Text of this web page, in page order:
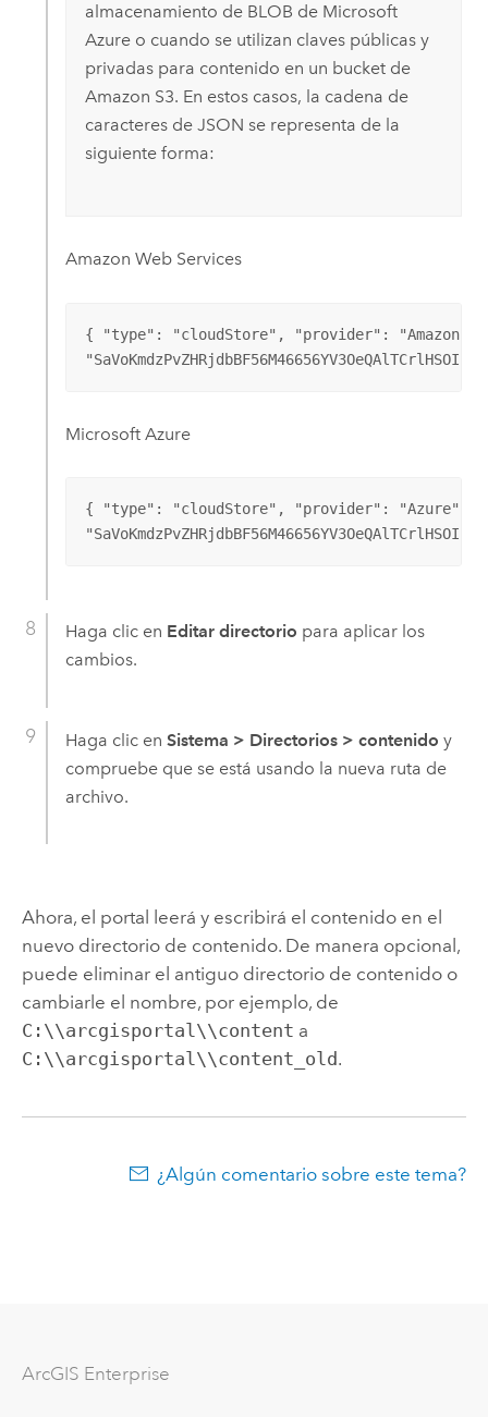
almacenamiento de BLOB de Microsoft
Azure o cuando se utilizan claves públicas y
privadas para contenido en un bucket de
Amazon S3. En estos casos, la cadena de
caracteres de JSON se representa de la
siguiente forma:
Amazon Web Services
{ "type": "cloudStore", "provider":
Microsoft Azure
{ "type": "cloudStore", "provider":
Haga clic en Editar directorio para aplicar los
cambios.
Haga clic en Sistema > Directorios > contenido y
compruebe que se está usando la nueva ruta de
archivo.
Ahora, el portal leerá y escribirá el contenido en el
nuevo directorio de contenido. De manera opcional,
puede eliminar el antiguo directorio de contenido o
cambiarle el nombre, por ejemplo, de
C:\\arcgisportal\\content a
C:\\arcgisportal\\content_old .
¿Algún comentario sobre este tema?
ArcGIS Enterprise